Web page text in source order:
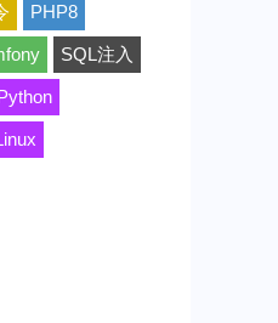
PHP8
SQL注入